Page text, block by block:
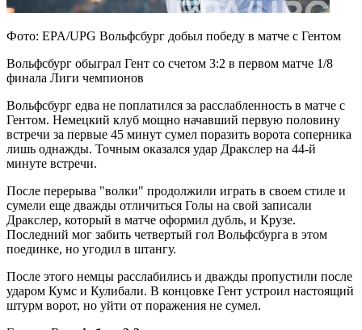
Фото: EPA/UPG Вольфсбург добыл победу в матче с Гентом
Вольфсбург обыграл Гент со счетом 3:2 в первом матче 1/8
финала Лиги чемпионов
Вольфсбург едва не поплатился за расслабленность в матче с
Гентом. Немецкий клуб мощно начавший первую половину
встречи за первые 45 минут сумел поразить ворота соперника
лишь однажды. Точным оказался удар Дракслер на 44-й
минуте встречи.
После перерыва "волки" продолжили играть в своем стиле и
сумели еще дважды отличиться Голы на свой записали
Дракслер, который в матче оформил дубль, и Крузе.
Последний мог забить четвертый гол Вольфсбурга в этом
поединке, но угодил в штангу.
После этого немцы расслабились и дважды пропустили после
ударом Кумс и Кулибали. В концовке Гент устроил настоящий
штурм ворот, но уйти от поражения не сумел.